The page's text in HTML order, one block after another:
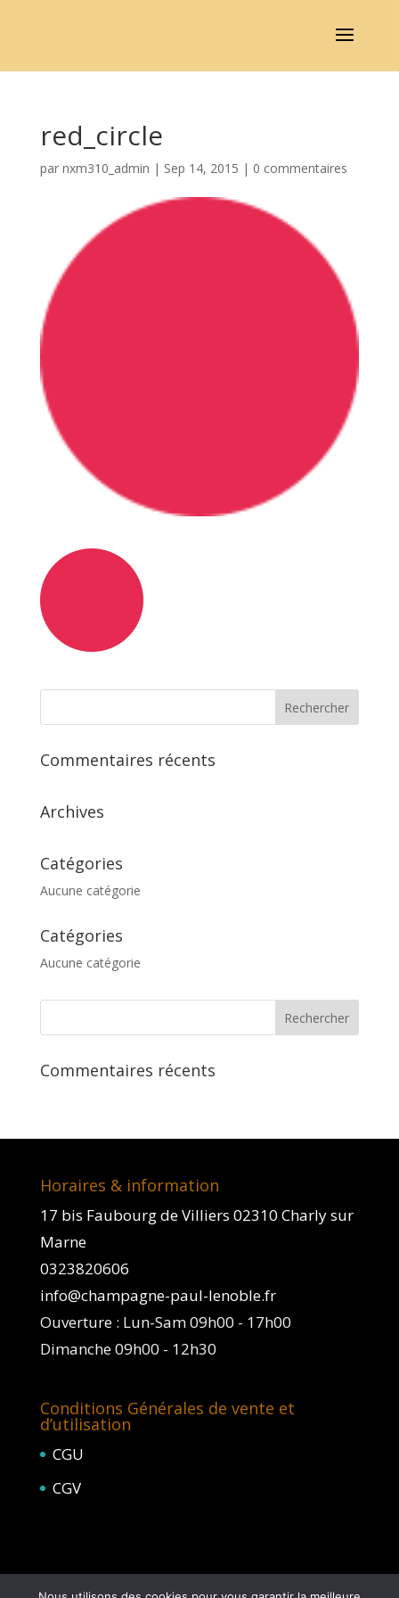
red_circle
par nxm310_admin | Sep 14, 2015 | 0 commentaires
Commentaires récents
Archives
Catégories
Aucune catégorie
Catégories
Aucune catégorie
Commentaires récents
Horaires & information
17 bis Faubourg de Villiers 02310 Charly sur
Marne
0323820606
info@champagne-paul-lenoble.fr
Ouverture : Lun-Sam 09h00 - 17h00
Dimanche 09h00 - 12h30
Conditions Générales de vente et
d’utilisation
CGU
CGV